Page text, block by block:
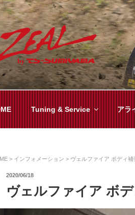
BY TS-
ル交換や車検といった日常メンテ
Tuning & Service アラ
> インフォメーション > ヴェルファイア ボディ補
2020/06/18
ヴェルファイア ボ